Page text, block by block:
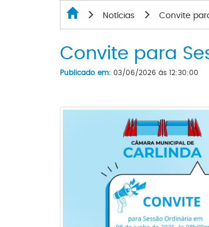
Notícias Convite
Convite para
Publicado em: 03/06/2026 ás 12:30:00